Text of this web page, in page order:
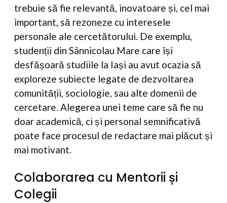
trebuie să fie relevantă, inovatoare și, cel mai
important, să rezoneze cu interesele
personale ale cercetătorului. De exemplu,
studenții din Sânnicolau Mare care își
desfășoară studiile la Iași au avut ocazia să
exploreze subiecte legate de dezvoltarea
comunității, sociologie, sau alte domenii de
cercetare. Alegerea unei teme care să fie nu
doar academică, ci și personal semnificativă
poate face procesul de redactare mai plăcut și
mai motivant.
Colaborarea cu Mentorii și
Colegii